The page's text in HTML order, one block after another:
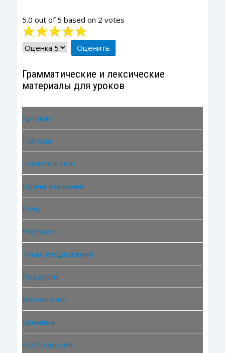
5.0 out of 5 based on 2 votes
Рейтинг:
5/5
Пожалуйста,
оцените
Грамматические и лексические
материалы для уроков
Артикли
Глаголы
Числительные
Прилагательные
Речь
Наречие
Типы предложений
Предлоги
Наклонение
Времена
Местоимения